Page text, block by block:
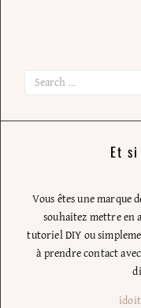
Et
Vous êtes une marque
souhaitez mettre en
tutoriel DIY ou
à prendre contact